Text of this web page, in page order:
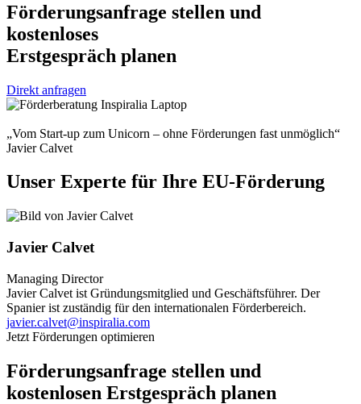
Förderungsanfrage stellen und
kostenloses
Erstgespräch planen
Direkt anfragen
„Vom Start-up zum Unicorn – ohne Förderungen fast unmöglich“
Javier Calvet
Unser Experte für Ihre EU-Förderung
Javier Calvet
Managing Director
Javier Calvet ist Gründungsmitglied und Geschäftsführer. Der
Spanier ist zuständig für den internationalen Förderbereich.
javier.calvet@inspiralia.com
Jetzt Förderungen optimieren
Förderungsanfrage stellen und
kostenlosen Erstgespräch planen